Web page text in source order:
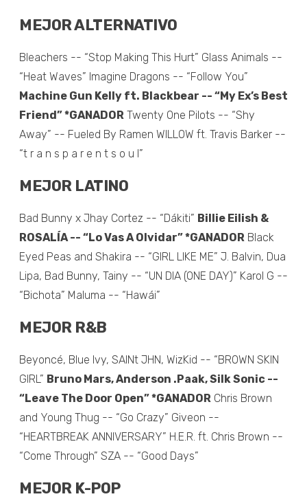
MEJOR ALTERNATIVO
Bleachers -- “Stop Making This Hurt” Glass Animals --
“Heat Waves” Imagine Dragons -- “Follow You”
Machine Gun Kelly ft. Blackbear -- “My Ex’s Best
Friend” *GANADOR Twenty One Pilots -- “Shy
Away” -- Fueled By Ramen WILLOW ft. Travis Barker --
“t r a n s p a r e n t s o u l”
MEJOR LATINO
Bad Bunny x Jhay Cortez -- “Dákiti” Billie Eilish &
ROSALÍA -- “Lo Vas A Olvidar” *GANADOR Black
Eyed Peas and Shakira -- “GIRL LIKE ME” J. Balvin, Dua
Lipa, Bad Bunny, Tainy -- “UN DIA (ONE DAY)” Karol G --
“Bichota” Maluma -- “Hawái”
MEJOR R&B
Beyoncé, Blue Ivy, SAINt JHN, WizKid -- “BROWN SKIN
GIRL” Bruno Mars, Anderson .Paak, Silk Sonic --
“Leave The Door Open” *GANADOR Chris Brown
and Young Thug -- “Go Crazy” Giveon --
“HEARTBREAK ANNIVERSARY” H.E.R. ft. Chris Brown --
“Come Through” SZA -- “Good Days”
MEJOR K-POP